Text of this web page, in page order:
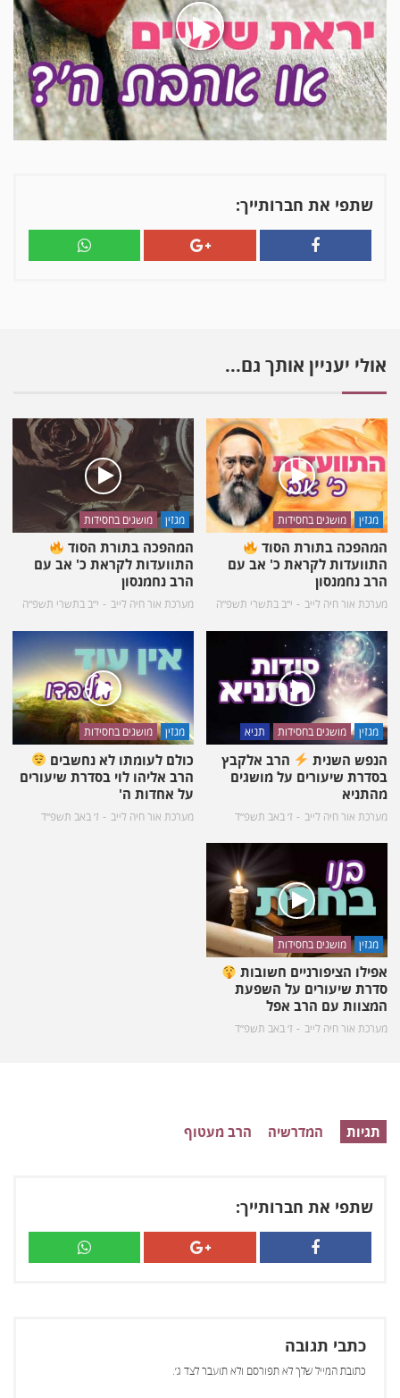
בעת
לחיצה
על
הכפתור
הינך
מפעיל
את
הסרטון
הרב
שתפי את חברותייך:
אולי יעניין אותך גם...
מגזין מושגים בחסידות
המהפכה בתורת הסוד
התוועדות לקראת כ' אב עם
הרב נחמנסון
מערכת אור חיה לייב י״ב בתשרי תשפ״ה
מגזין מושגים בחסידות
המהפכה בתורת הסוד
התוועדות לקראת כ' אב עם
הרב נחמנסון
מערכת אור חיה לייב י״ב בתשרי תשפ״ה
מגזין מושגים בחסידות תניא
הנפש השנית
הרב אלקבץ
בסדרת שיעורים על מושגים
מהתניא
מערכת אור חיה לייב ז׳ באב תשפ״ד
מגזין מושגים בחסידות
כולם לעומתו לא נחשבים
הרב אליהו לוי בסדרת שיעורים
על אחדות ה'
מערכת אור חיה לייב ז׳ באב תשפ״ד
מגזין מושגים בחסידות
אפילו הציפורניים חשובות
סדרת שיעורים על השפעת
המצוות עם הרב אפל
מערכת אור חיה לייב ז׳ באב תשפ״ד
תגיות המדרשיה הרב מעטוף
שתפי את חברותייך:
כתבי תגובה
כתובת המייל שלך לא תפורסם ולא תועבר לצד ג׳.